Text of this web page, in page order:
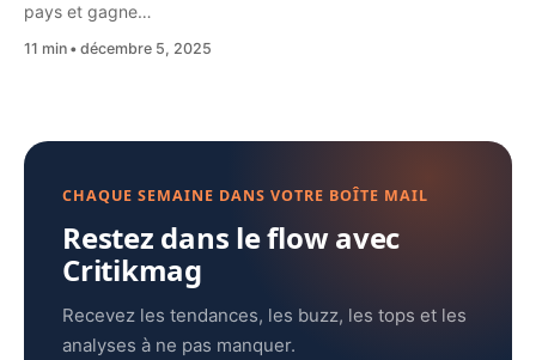
pays et gagne…
11 min décembre 5, 2025
CHAQUE SEMAINE DANS VOTRE BOÎTE MAIL
Restez dans le flow avec
Critikmag
Recevez les tendances, les buzz, les tops et les
analyses à ne pas manquer.